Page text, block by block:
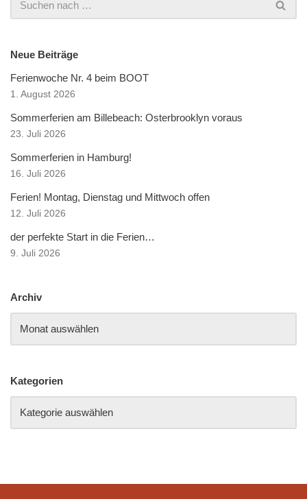
Neue Beiträge
Ferienwoche Nr. 4 beim BOOT
1. August 2026
Sommerferien am Billebeach: Osterbrooklyn voraus
23. Juli 2026
Sommerferien in Hamburg!
16. Juli 2026
Ferien! Montag, Dienstag und Mittwoch offen
12. Juli 2026
der perfekte Start in die Ferien…
9. Juli 2026
Archiv
Kategorien